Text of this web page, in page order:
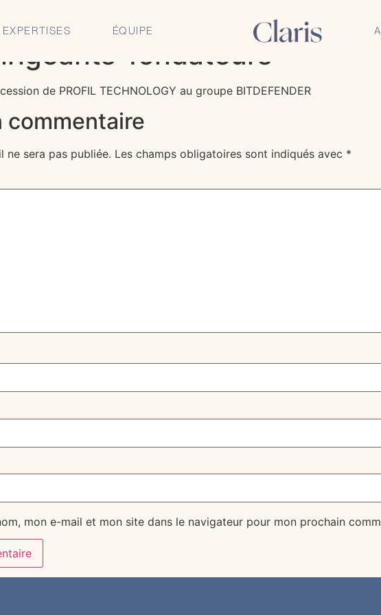
EXPERTISES ÉQUIPE
Avocats conseille la société
fondateurs
de PROFIL TECHNOLOGY au groupe BITDEFENDER
commentaire
ne sera pas publiée. Les champs obligatoires sont indiqués avec *
mon e-mail et mon site dans le navigateur pour mon prochain